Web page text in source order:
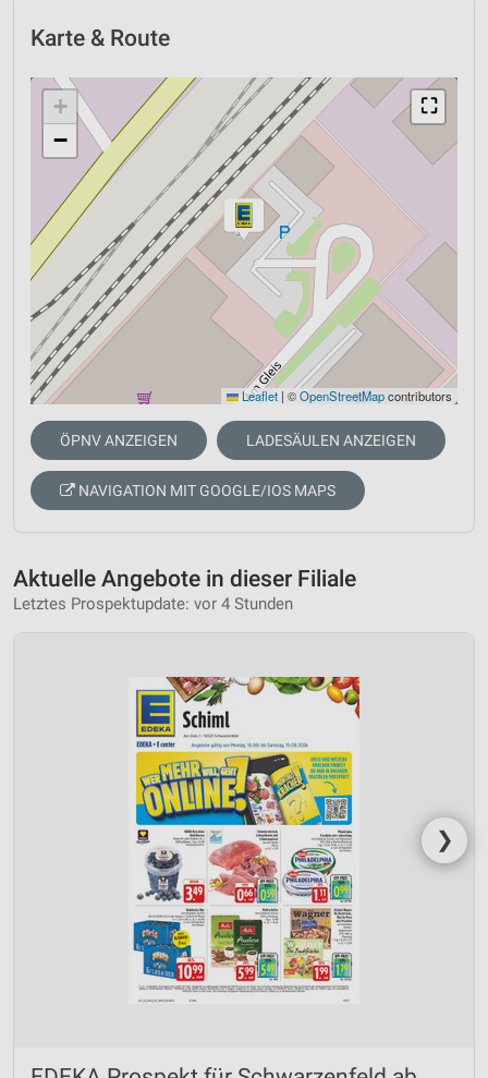
Karte & Route
⛶
+
−
Leaflet | ©OpenStreetMapcontributors
ÖPNV ANZEIGEN LADESÄULEN ANZEIGEN
NAVIGATION MIT GOOGLE/IOS MAPS
Aktuelle Angebote in dieser Filiale
Letztes Prospektupdate: vor 4 Stunden
❯